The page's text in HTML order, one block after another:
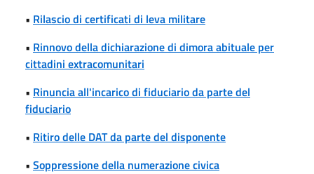
• Rilascio di certificati di leva militare
• Rinnovo della dichiarazione di dimora abituale per
cittadini extracomunitari
• Rinuncia all'incarico di fiduciario da parte del
fiduciario
• Ritiro delle DAT da parte del disponente
• Soppressione della numerazione civica